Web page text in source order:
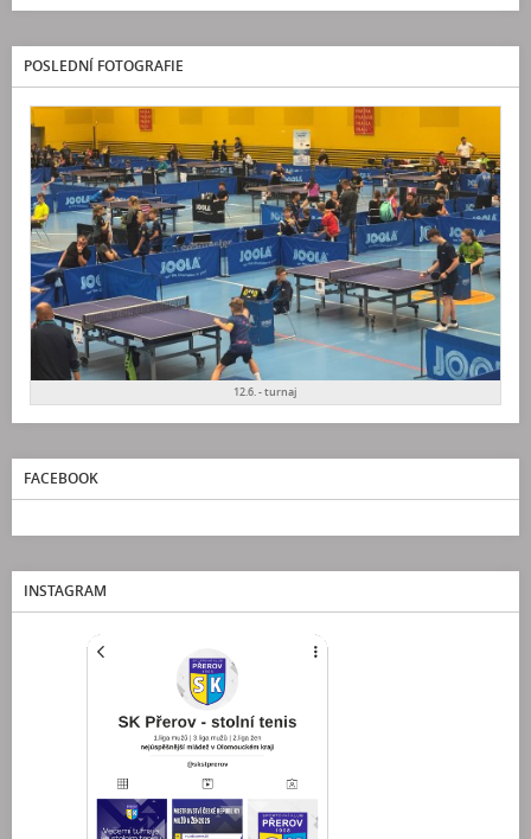
POSLEDNÍ FOTOGRAFIE
12.6. - turnaj
FACEBOOK
INSTAGRAM